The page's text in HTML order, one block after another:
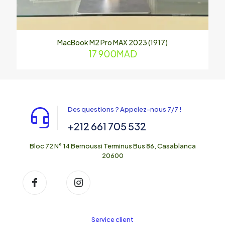
MacBook M2 Pro MAX 2023 (1917)
17 900MAD
Des questions ? Appelez-nous 7/7 !
+212 661 705 532
Bloc 72 N° 14 Bernoussi Terminus Bus 86, Casablanca
20600
Service client